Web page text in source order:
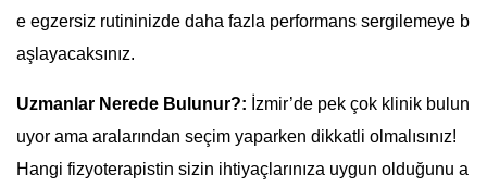
e egzersiz rutininizde daha fazla performans sergilemeye b
aşlayacaksınız.
Uzmanlar Nerede Bulunur?: İzmir’de pek çok klinik bulun
uyor ama aralarından seçim yaparken dikkatli olmalısınız!
Hangi fizyoterapistin sizin ihtiyaçlarınıza uygun olduğunu a